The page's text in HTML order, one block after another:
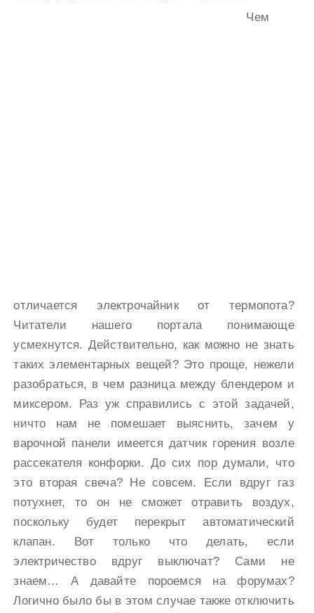
Чем
отличается электрочайник от термопота?
Читатели нашего портала понимающе
усмехнутся. Действительно, как можно не знать
таких элементарных вещей? Это проще, нежели
разобраться, в чем разница между блендером и
миксером. Раз уж справились с этой задачей,
ничто нам не помешает выяснить, зачем у
варочной панели имеется датчик горения возле
рассекателя конфорки. До сих пор думали, что
это вторая свеча? Не совсем. Если вдруг газ
потухнет, то он не сможет отравить воздух,
поскольку будет перекрыт автоматический
клапан. Вот только что делать, если
электричество вдруг выключат? Сами не
знаем… А давайте пороемся на форумах?
Логично было бы в этом случае также отключить